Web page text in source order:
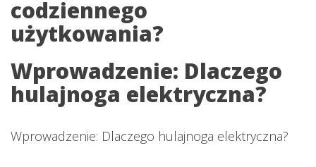
codziennego
użytkowania?
Wprowadzenie: Dlaczego
hulajnoga elektryczna?
Wprowadzenie: Dlaczego hulajnoga elektryczna?